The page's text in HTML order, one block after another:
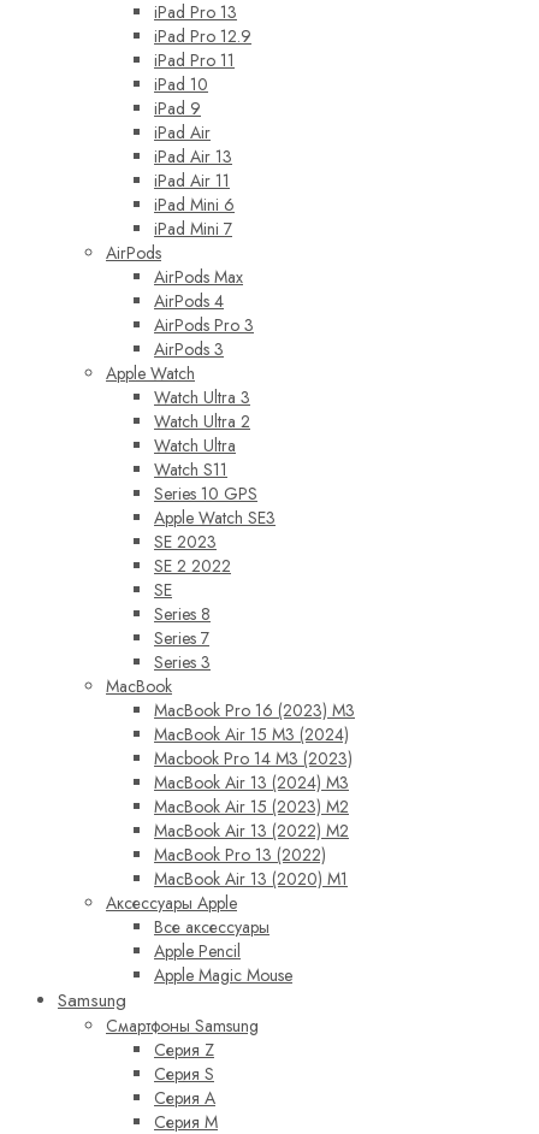
iPad Pro 13
iPad Pro 12.9
iPad Pro 11
iPad 10
iPad 9
iPad Air
iPad Air 13
iPad Air 11
iPad Mini 6
iPad Mini 7
AirPods
AirPods Max
AirPods 4
AirPods Pro 3
AirPods 3
Apple Watch
Watch Ultra 3
Watch Ultra 2
Watch Ultra
Watch S11
Series 10 GPS
Apple Watch SE3
SE 2023
SE 2 2022
SE
Series 8
Series 7
Series 3
MacBook
MacBook Pro 16 (2023) M3
MacBook Air 15 M3 (2024)
Macbook Pro 14 M3 (2023)
MacBook Air 13 (2024) M3
MacBook Air 15 (2023) M2
MacBook Air 13 (2022) M2
MacBook Pro 13 (2022)
MacBook Air 13 (2020) M1
Аксессуары Apple
Все аксессуары
Apple Pencil
Apple Magic Mouse
Samsung
Смартфоны Samsung
Серия Z
Серия S
Серия A
Серия M